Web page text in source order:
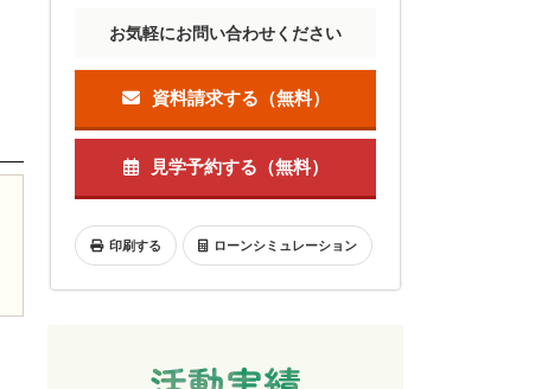
お気軽にお問い合わせください
資料請求する（無料）
見学予約する（無料）
印刷する ローンシミュレーション